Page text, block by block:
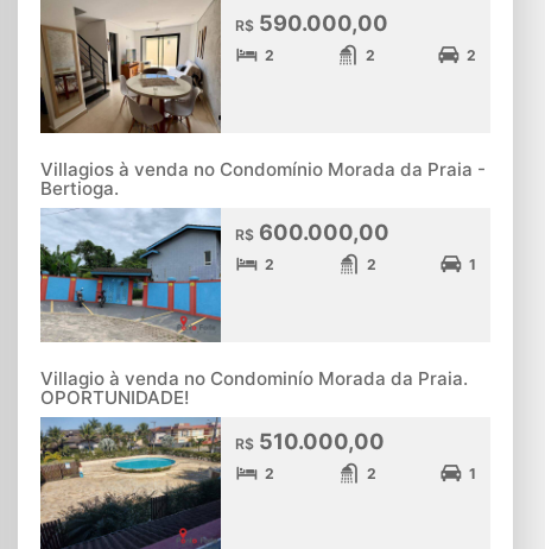
R$ 590.000,00
2 2 2
Villagios à venda no Condomínio Morada da Praia -
Bertioga.
R$ 600.000,00
2 2 1
Villagio à venda no Condominío Morada da Praia.
OPORTUNIDADE!
R$ 510.000,00
2 2 1